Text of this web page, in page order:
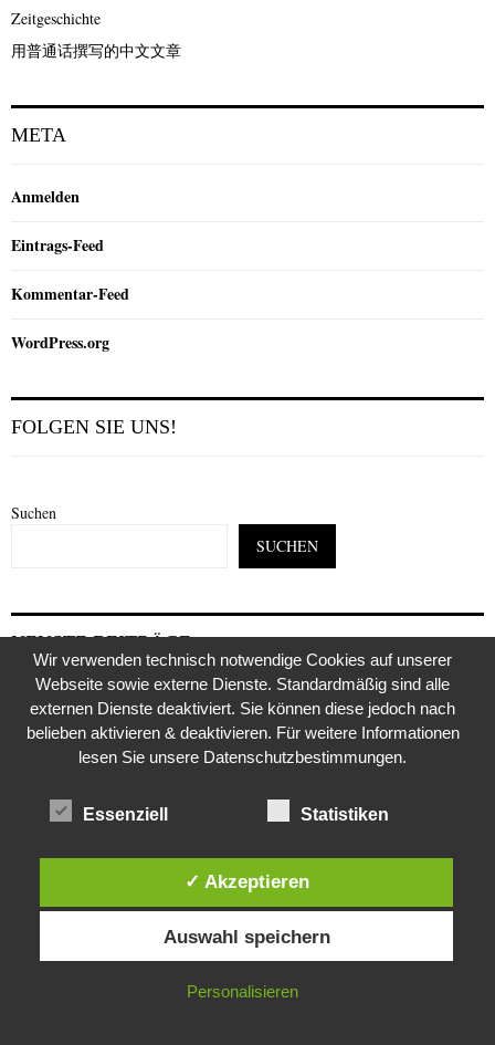
Zeitgeschichte
用普通话撰写的中文文章
META
Anmelden
Eintrags-Feed
Kommentar-Feed
WordPress.org
FOLGEN SIE UNS!
Suchen
SUCHEN
NEUSTE BEITRÄGE
Sucht Putin den Casus belli mit Deutschland?
Wie Fake-Profile mit Papageien abzocken
Mordfall Weimar- 40 Jahre und kein Ende
Drohne am Leipziger Flughafen- wie sollte die Antwort an Moskau
Joseph Vacher – ein Monstrum in Menschengestalt
Diese Website verwendet Cookies. Durch die weitere Nutzung dieser
Website stimmst du der Verwendung von Cookies zu.
IN ORDNUNG
Wir verwenden technisch notwendige Cookies auf unserer
Webseite sowie externe Dienste. Standardmäßig sind alle
externen Dienste deaktiviert. Sie können diese jedoch nach
belieben aktivieren & deaktivieren. Für weitere Informationen
lesen Sie unsere Datenschutzbestimmungen.
Essenziell Statistiken
✓ Akzeptieren
Auswahl speichern
Personalisieren